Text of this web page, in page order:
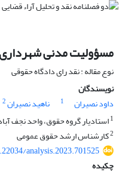
مسؤولیت مدنی شهرداری
نوع مقاله : نقد رای دادگاه حقوقی
نویسندگان
داود نصیران
1 ناهید نصیران2
1استادیار گروه حقوق، واحد نجف
2کارشناس ارشد حقوق عمومی
analysis.2023.701525
چکیده